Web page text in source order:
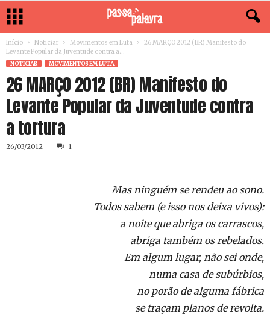
Início Noticiar Movimentos em Luta
26 MARÇO 2012 (BR) Manifesto do
Levante Popular da Juventude contra a...
NOTICIAR MOVIMENTOS EM LUTA
26 MARÇO 2012 (BR) Manifesto do
Levante Popular da Juventude contra
a tortura
26/03/2012 1
Mas ninguém se rendeu ao sono.
Todos sabem (e isso nos deixa vivos):
a noite que abriga os carrascos,
abriga também os rebelados.
Em algum lugar, não sei onde,
numa casa de subúrbios,
no porão de alguma fábrica
se traçam planos de revolta.